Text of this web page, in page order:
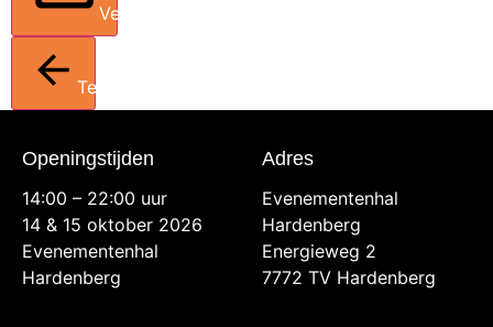
Verstuur
Terug
Openingstijden
14:00 – 22:00 uur
14 & 15 oktober 2026
Evenementenhal
Hardenberg
Adres
Evenementenhal
Hardenberg
Energieweg 2
7772 TV Hardenberg